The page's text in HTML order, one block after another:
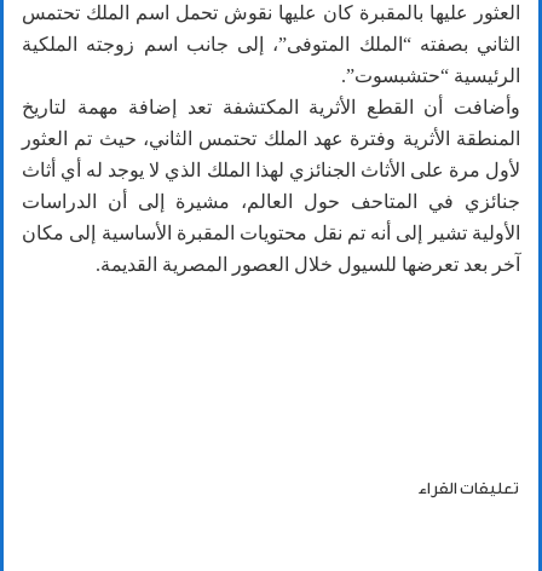
العثور عليها بالمقبرة كان عليها نقوش تحمل اسم الملك تحتمس
الثاني بصفته “الملك المتوفى”، إلى جانب اسم زوجته الملكية
الرئيسية “حتشبسوت”.
وأضافت أن القطع الأثرية المكتشفة تعد إضافة مهمة لتاريخ
المنطقة الأثرية وفترة عهد الملك تحتمس الثاني، حيث تم العثور
لأول مرة على الأثاث الجنائزي لهذا الملك الذي لا يوجد له أي أثاث
جنائزي في المتاحف حول العالم، مشيرة إلى أن الدراسات
الأولية تشير إلى أنه تم نقل محتويات المقبرة الأساسية إلى مكان
آخر بعد تعرضها للسيول خلال العصور المصرية القديمة.
تعليقات القراء